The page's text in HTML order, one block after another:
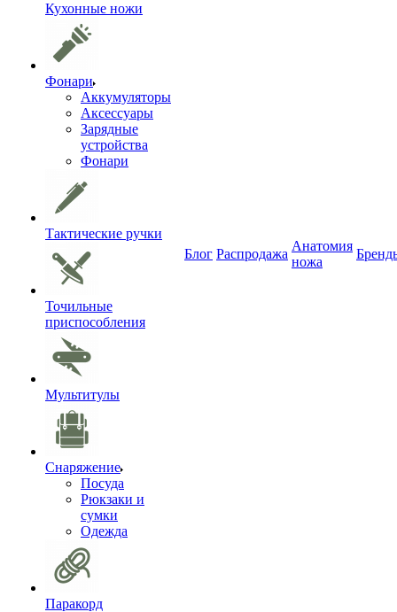
Кухонные ножи
Фонари
Аккумуляторы
Аксессуары
Зарядные
устройства
Фонари
Тактические ручки
Точильные
приспособления
Мультитулы
Снаряжение
Посуда
Рюкзаки и
сумки
Одежда
Паракорд
Блог Распродажа
Анатомия
ножа